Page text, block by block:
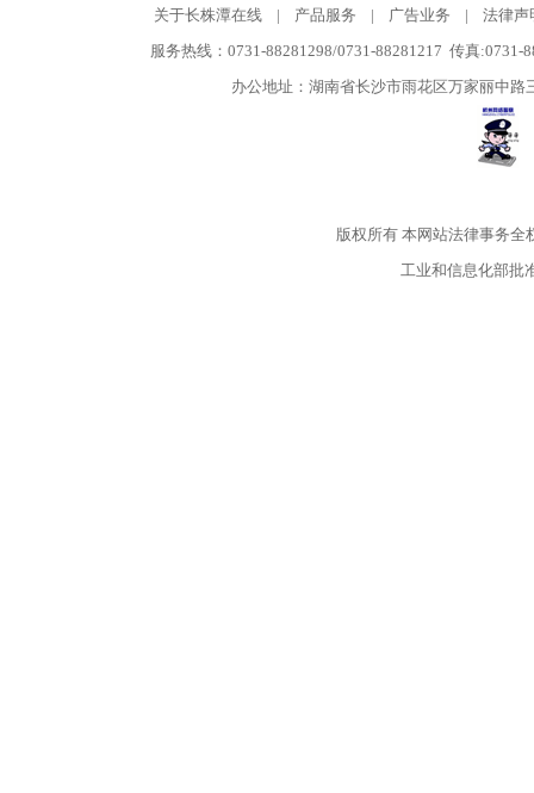
关于长株潭在线 | 产品服务 | 广告业务 |
法律声
服务热线：0731-88281298/0731-88281217 传真:0731-
办公地址：湖南省长沙市雨花区万家丽中
版权所有本网站法律事务全
工业和信息化部批